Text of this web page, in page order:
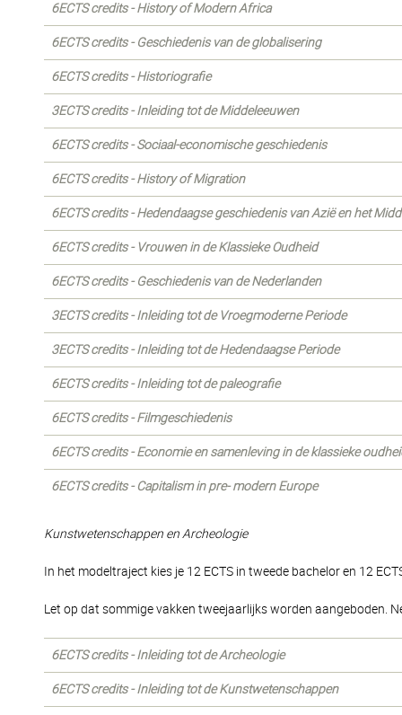
6ECTS credits - History of Modern Africa
6ECTS credits - Geschiedenis van de globalisering
6ECTS credits - Historiografie
3ECTS credits - Inleiding tot de Middeleeuwen
6ECTS credits - Sociaal-economische geschiedenis
6ECTS credits - History of Migration
6ECTS credits - Hedendaagse geschiedenis van Azië en het
6ECTS credits - Vrouwen in de Klassieke Oudheid
6ECTS credits - Geschiedenis van de Nederlanden
3ECTS credits - Inleiding tot de Vroegmoderne Periode
3ECTS credits - Inleiding tot de Hedendaagse Periode
6ECTS credits - Inleiding tot de paleografie
6ECTS credits - Filmgeschiedenis
6ECTS credits - Economie en samenleving in de klassieke
6ECTS credits - Capitalism in pre- modern Europe
Kunstwetenschappen en Archeologie
In het modeltraject kies je 12 ECTS in tweede bachelor en 12
Let op dat sommige vakken tweejaarlijks worden aangeboden.
6ECTS credits - Inleiding tot de Archeologie
6ECTS credits - Inleiding tot de Kunstwetenschappen